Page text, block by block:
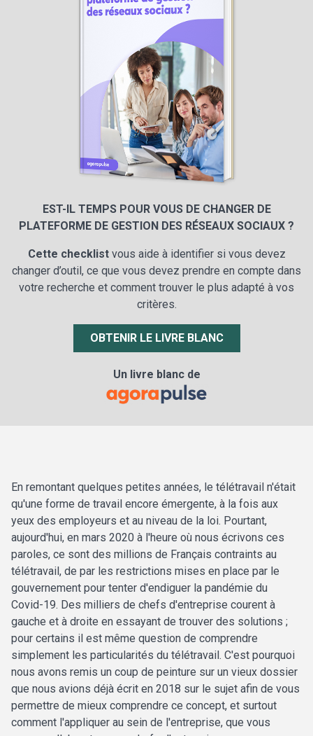
EST-IL TEMPS POUR VOUS DE CHANGER DE
PLATEFORME DE GESTION DES RÉSEAUX SOCIAUX ?
Cette checklistvous aide à identifier si vous devez
changer d’outil, ce que vous devez prendre en compte dans
votre recherche et comment trouver le plus adapté à vos
critères.
OBTENIR LE LIVRE BLANC
Un livre blanc de
En remontant quelques petites années, le télétravail n'était
qu'une forme de travail encore émergente, à la fois aux
yeux des employeurs et au niveau de la loi. Pourtant,
aujourd'hui, en mars 2020 à l'heure où nous écrivons ces
paroles, ce sont des millions de Français contraints au
télétravail, de par les restrictions mises en place par le
gouvernement pour tenter d'endiguer la pandémie du
Covid-19. Des milliers de chefs d'entreprise courent à
gauche et à droite en essayant de trouver des solutions ;
pour certains il est même question de comprendre
simplement les particularités du télétravail. C'est pourquoi
nous avons remis un coup de peinture sur un vieux dossier
que nous avions déjà écrit en 2018 sur le sujet afin de vous
permettre de mieux comprendre ce concept, et surtout
comment l'appliquer au sein de l'entreprise, que vous